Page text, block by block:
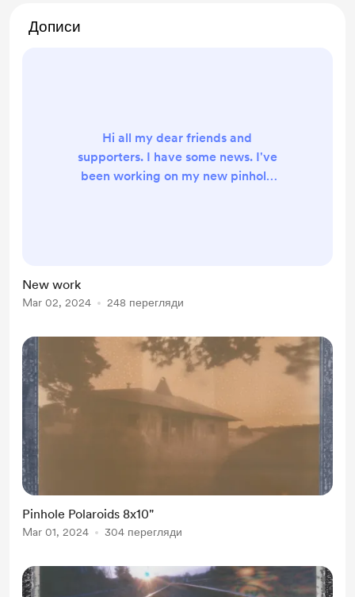
Дописи
Hi all my dear friends and
supporters. I have some news. I've
been working on my new pinhole
New work
Mar 02, 2024 248 перегляди
Pinhole Polaroids 8x10"
Mar 01, 2024 304 перегляди